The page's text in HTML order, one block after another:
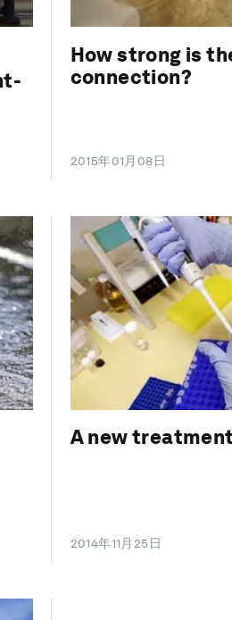
How strong is
connection?
2015年01月08日
A new
2014年11月25日